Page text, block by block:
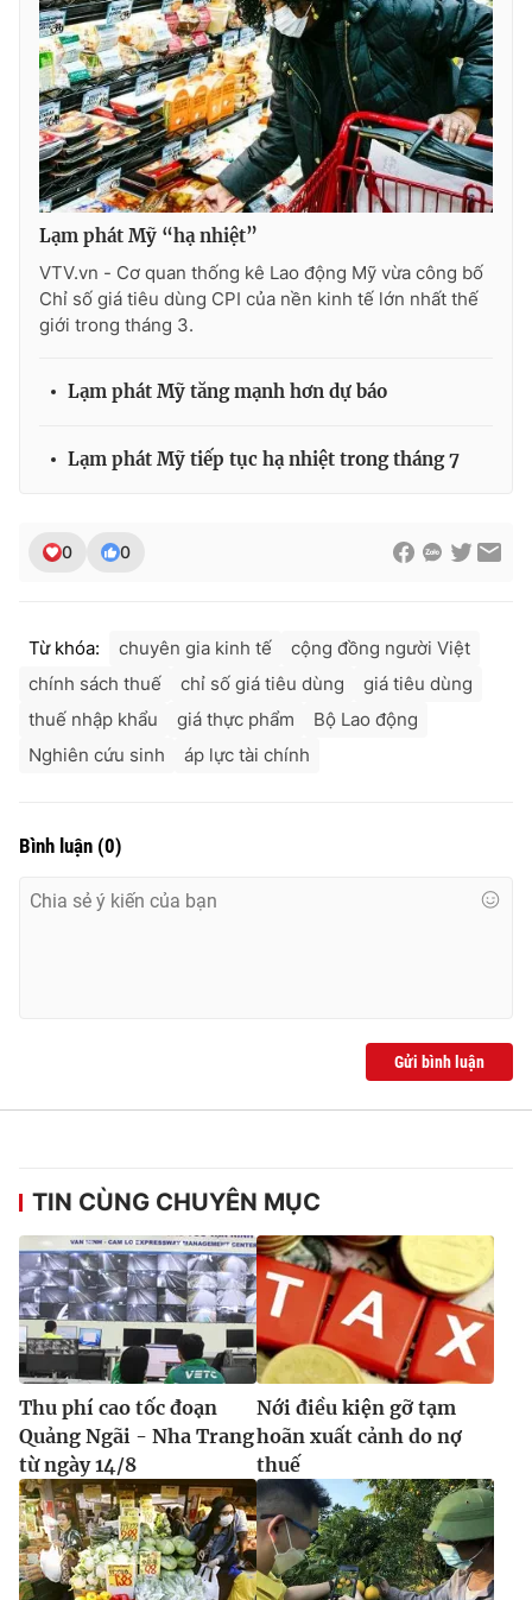
Ðiện thoại Thời báo VTV:024.66 897 897
Email:toasoan@vtv.vn
Liên hệ quảng cáo:024-7300.7108
thông tin từ website này.
Lạm phát Mỹ “hạ nhiệt”
VTV.vn - Cơ quan thống kê Lao động Mỹ vừa công bố
Chỉ số giá tiêu dùng CPI của nền kinh tế lớn nhất thế
giới trong tháng 3.
Lạm phát Mỹ tăng mạnh hơn dự báo
Lạm phát Mỹ tiếp tục hạ nhiệt trong tháng 7
0 0
Từ khóa: chuyên gia kinh tế
cộng đồng người Việt
chính sách thuế
chỉ số giá tiêu dùng
giá tiêu dùng
thuế nhập khẩu
giá thực phẩm
Bộ Lao động
Nghiên cứu sinh
áp lực tài chính
Bình luận (0)
Gửi bình luận
TIN CÙNG CHUYÊN MỤC
Thu phí cao tốc đoạn
Quảng Ngãi - Nha Trang
từ ngày 14/8
Nới điều kiện gỡ tạm
hoãn xuất cảnh do nợ
thuế